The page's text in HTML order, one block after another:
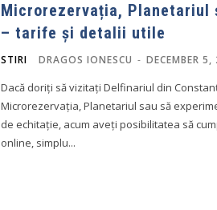
Microrezervația, Planetariul
– tarife și detalii utile
STIRI DRAGOS IONESCU - DECEMBER
Dacă doriți să vizitați Delfinariul din
Microrezervația, Planetariul sau să
de echitație, acum aveți posibilitatea să
online, simplu...